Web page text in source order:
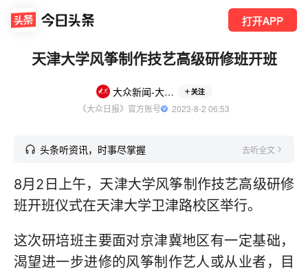
打开APP
天津大学风筝制作技艺高级研修班开班
大众新闻-大众日报 关注
《大众日报》官方账号
  2023-8-2 06:53
头条听资讯，时事尽掌握 去听全文
8月2日上午，天津大学风筝制作技艺高级研修
班开班仪式在天津大学卫津路校区举行。
这次研培班主要面对京津冀地区有一定基础，
渴望进一步进修的风筝制作艺人或从业者，目